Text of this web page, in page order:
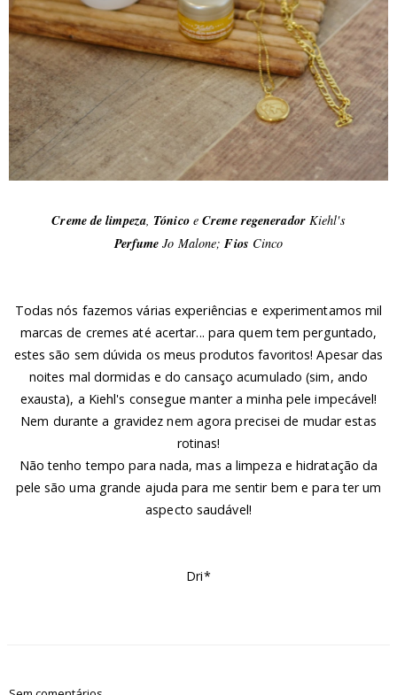
Creme de limpeza,TónicoeCreme regeneradorKiehl's
Perfume Jo Malone;Fios Cinco
Todas nós fazemos várias experiências e experimentamos mil
marcas de cremes até acertar... para quem tem perguntado,
estes são sem dúvida os meus produtos favoritos! Apesar das
noites mal dormidas e do cansaço acumulado (sim, ando
exausta), a Kiehl's consegue manter a minha pele impecável!
Nem durante a gravidez nem agora precisei de mudar estas
rotinas!
Não tenho tempo para nada, mas a limpeza e hidratação da
pele são uma grande ajuda para me sentir bem e para ter um
aspecto saudável!
Dri*